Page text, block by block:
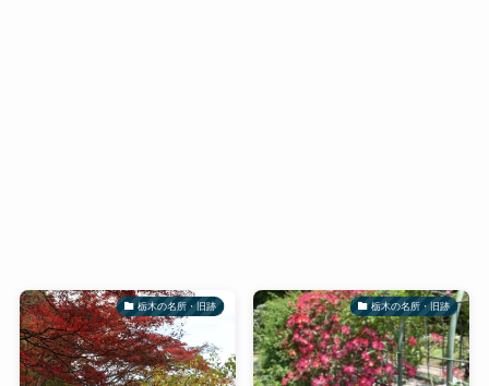
栃木の名所・旧跡 栃木の名所・旧跡